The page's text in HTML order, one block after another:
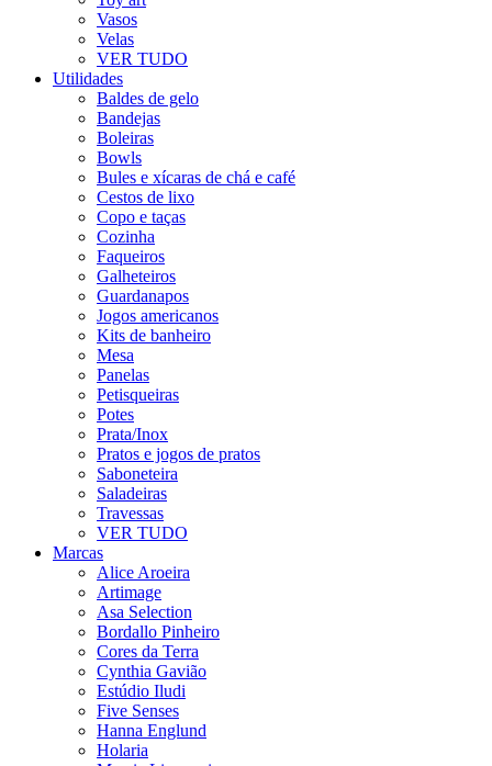
Vasos
Velas
VER TUDO
Utilidades
Baldes de gelo
Bandejas
Boleiras
Bowls
Bules e xícaras de chá e café
Cestos de lixo
Copo e taças
Cozinha
Faqueiros
Galheteiros
Guardanapos
Jogos americanos
Kits de banheiro
Mesa
Panelas
Petisqueiras
Potes
Prata/Inox
Pratos e jogos de pratos
Saboneteira
Saladeiras
Travessas
VER TUDO
Marcas
Alice Aroeira
Artimage
Asa Selection
Bordallo Pinheiro
Cores da Terra
Cynthia Gavião
Estúdio Iludi
Five Senses
Hanna Englund
Holaria